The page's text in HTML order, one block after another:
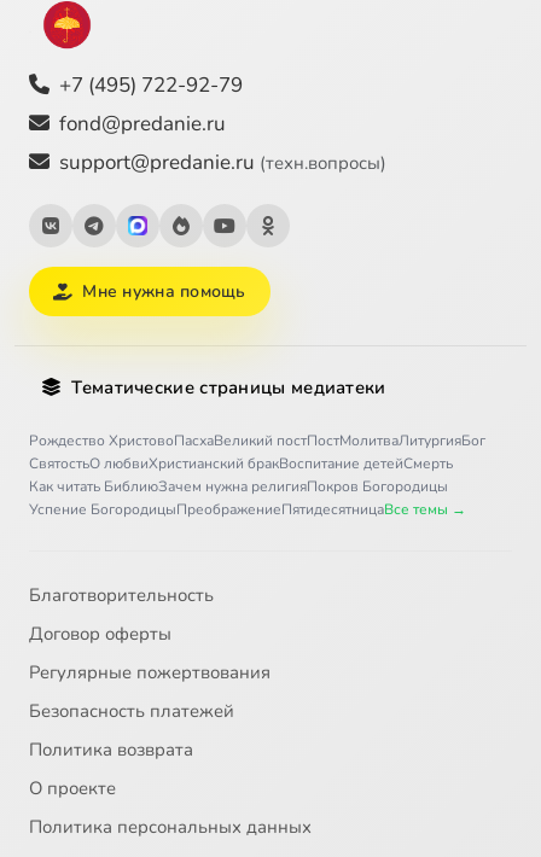
+7 (495) 722-92-79
fond@predanie.ru
support@predanie.ru (техн.вопросы)
Мне нужна помощь
Тематические страницы медиатеки
Рождество ХристовоПасхаВеликий постПостМолитваЛитургияБог
СвятостьО любвиХристианский бракВоспитание детейСмерть
Как читать БиблиюЗачем нужна религияПокров Богородицы
Успение БогородицыПреображениеПятидесятницаВсе темы →
Благотворительность
Договор оферты
Регулярные пожертвования
Безопасность платежей
Политика возврата
О проекте
Политика персональных данных